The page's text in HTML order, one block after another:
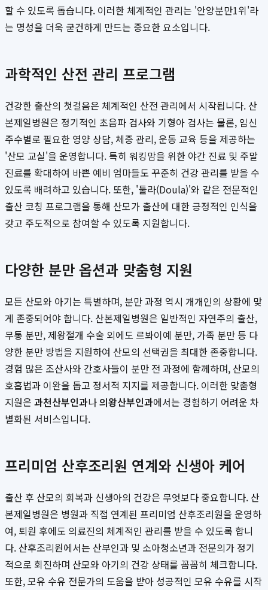
할 수 있도록 돕습니다. 이러한 체계적인 관리는 '안양분만1위'라
는 명성을 더욱 굳건하게 만드는 중요한 요소입니다.
과학적인 산전 관리 프로그램
건강한 출산의 첫걸음은 체계적인 산전 관리에서 시작됩니다. 산
본제일병원은 정기적인 초음파 검사와 기형아 검사는 물론, 임신
주수별로 필요한 영양 상담, 체중 관리, 운동 교육 등을 제공하는
'산모 교실'을 운영합니다. 특히 워킹맘을 위한 야간 진료 및 주말
진료를 확대하여 바쁜 예비 엄마들도 꾸준히 건강 관리를 받을 수
있도록 배려하고 있습니다. 또한, '둘라(Doula)'와 같은 전문적인
출산 코칭 프로그램을 통해 산모가 출산에 대한 긍정적인 인식을
갖고 주도적으로 참여할 수 있도록 지원합니다.
다양한 분만 옵션과 맞춤형 지원
모든 산모와 아기는 특별하며, 분만 과정 역시 개개인의 상황에 맞
게 존중되어야 합니다. 산본제일병원은 일반적인 자연주의 출산,
무통 분만, 제왕절개 수술 외에도 르봐이예 분만, 가족 분만 등 다
양한 분만 방법을 지원하여 산모의 선택권을 최대한 존중합니다.
경험 많은 조산사와 간호사들이 분만 전 과정에 함께하며, 산모의
호흡법과 이완을 돕고 정서적 지지를 제공합니다. 이러한 맞춤형
지원은 과천산부인과나의왕산부인과에서는 경험하기 어려운 차
별화된 서비스입니다.
프리미엄 산후조리원 연계와 신생아 케어
출산 후 산모의 회복과 신생아의 건강은 무엇보다 중요합니다. 산
본제일병원은 병원과 직접 연계된 프리미엄 산후조리원을 운영하
여, 퇴원 후에도 의료진의 체계적인 관리를 받을 수 있도록 합니
다. 산후조리원에서는 산부인과 및 소아청소년과 전문의가 정기
적으로 회진하며 산모와 아기의 건강 상태를 꼼꼼히 체크합니다.
또한, 모유 수유 전문가의 도움을 받아 성공적인 모유 수유를 시작